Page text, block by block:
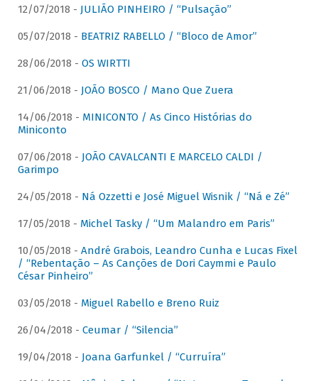
12/07/2018 - JULIÃO PINHEIRO / “Pulsação”
05/07/2018 - BEATRIZ RABELLO / “Bloco de Amor”
28/06/2018 - OS WIRTTI
21/06/2018 - JOÃO BOSCO / Mano Que Zuera
14/06/2018 - MINICONTO / As Cinco Histórias do
Miniconto
07/06/2018 - JOÃO CAVALCANTI E MARCELO CALDI /
Garimpo
24/05/2018 - Ná Ozzetti e José Miguel Wisnik / “Ná e Zé”
17/05/2018 - Michel Tasky / “Um Malandro em Paris”
10/05/2018 - André Grabois, Leandro Cunha e Lucas Fixel
/ “Rebentação – As Canções de Dori Caymmi e Paulo
César Pinheiro”
03/05/2018 - Miguel Rabello e Breno Ruiz
26/04/2018 - Ceumar / “Silencia”
19/04/2018 - Joana Garfunkel / “Curruíra”